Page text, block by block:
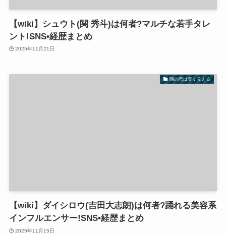
【wiki】シュウト(関 秀斗)は何者?マルチな若手タレ
ント!SNS•経歴まとめ
2025年11月21日
隣の恋は青く見える
【wiki】ダイシロウ(吉田大志朗)は何者?踊れる美容系
インフルエンサー!SNS•経歴まとめ
2025年11月15日